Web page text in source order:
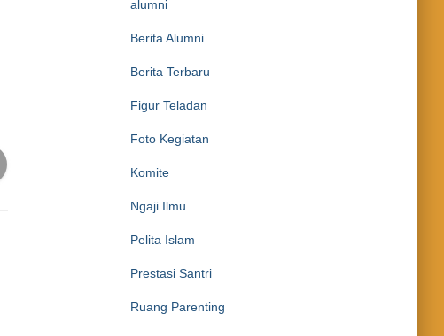
alumni
Berita Alumni
Berita Terbaru
Figur Teladan
Foto Kegiatan
Komite
Ngaji Ilmu
Pelita Islam
Prestasi Santri
Ruang Parenting